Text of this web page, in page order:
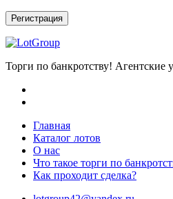
Регистрация
Торги по банкротству!
Главная
Каталог лотов
О нас
Что такое торги по
Как проходит сделка?